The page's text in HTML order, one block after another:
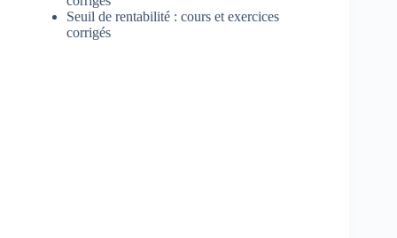
Seuil de rentabilité : cours et exercices
corrigés